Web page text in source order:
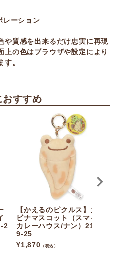
レーション
質感を出来るだけ忠実に再現
の色はブラウザや設定により
。
すすめ
2
【かえるのピクルス】カラ
ビナマスコット（スマイル
カレーハウス/ナン）21437
9-25
¥1,870 （税込）